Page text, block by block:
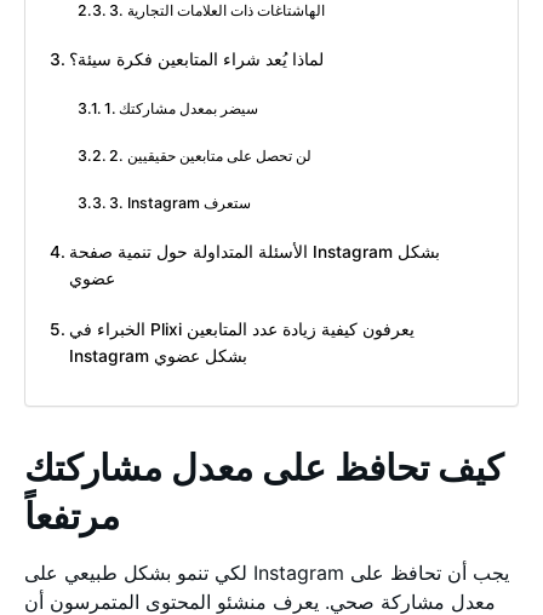
3. الهاشتاغات ذات العلامات التجارية
لماذا يُعد شراء المتابعين فكرة سيئة؟
1. سيضر بمعدل مشاركتك
2. لن تحصل على متابعين حقيقيين
3. Instagram ستعرف
الأسئلة المتداولة حول تنمية صفحة Instagram بشكل
الخبراء في Plixi يعرفون كيفية زيادة عدد المتابعين
كيف تحافظ على معدل مشاركتك
مرتفعاً
لكي تنمو بشكل طبيعي على Instagram يجب أن تحافظ على
معدل مشاركة صحي. يعرف منشئو المحتوى المتمرسون أن